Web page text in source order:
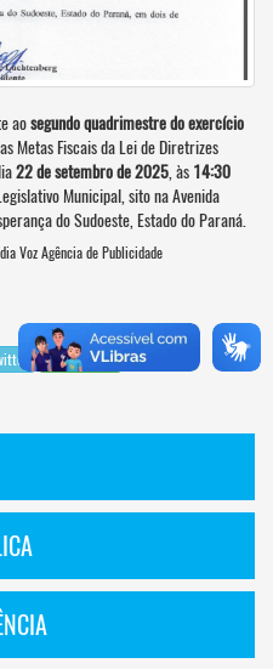
aosegundo quadrimestre do exercício
Metas Fiscais da Lei de Diretrizes
22 de setembro de 2025, às 14:30
Municipal, sito na Avenida
do Sudoeste, Estado do Paraná.
Voz Agência de Publicidade
WhatsApp